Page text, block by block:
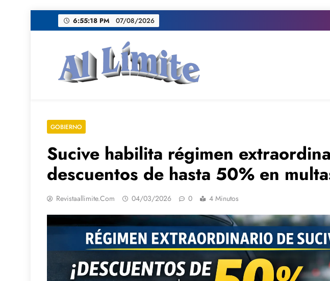
al
6:55:20 PM 07/08/2026
GOBIERNO
Sucive habilita régimen
descuentos de hasta 50% en
Revistaallimite.com 04/03/2026 0 4 Minutos